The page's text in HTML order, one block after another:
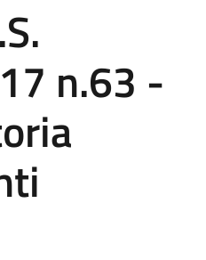
n.63 -